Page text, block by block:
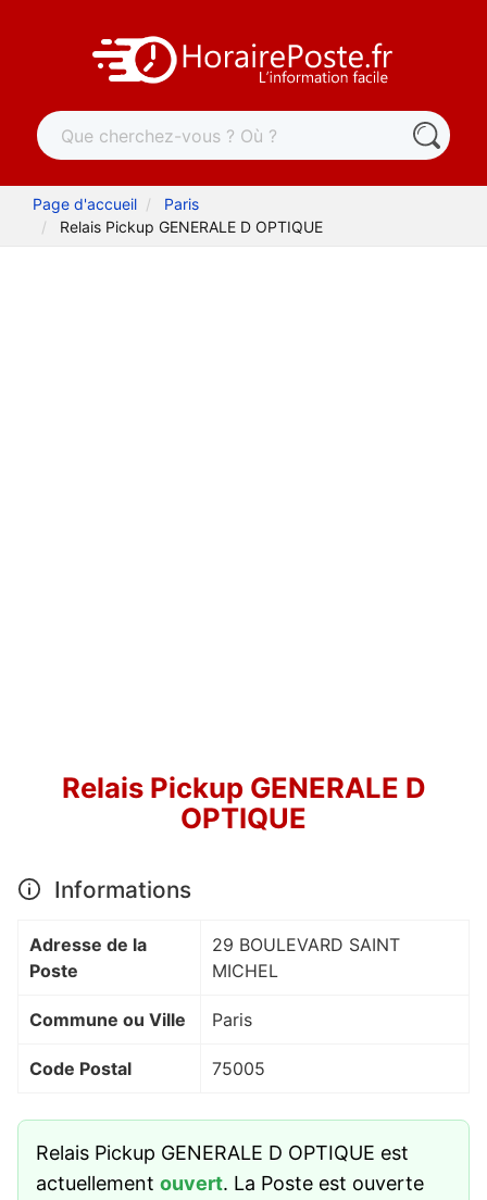
Page d'accueil
Paris
Relais Pickup GENERALE D OPTIQUE
Relais Pickup GENERALE D
OPTIQUE
Informations
Adresse de la
Poste
29 BOULEVARD SAINT
MICHEL
Commune ou Ville Paris
Code Postal 75005
Relais Pickup GENERALE D OPTIQUE est
actuellement ouvert. La Poste est ouverte